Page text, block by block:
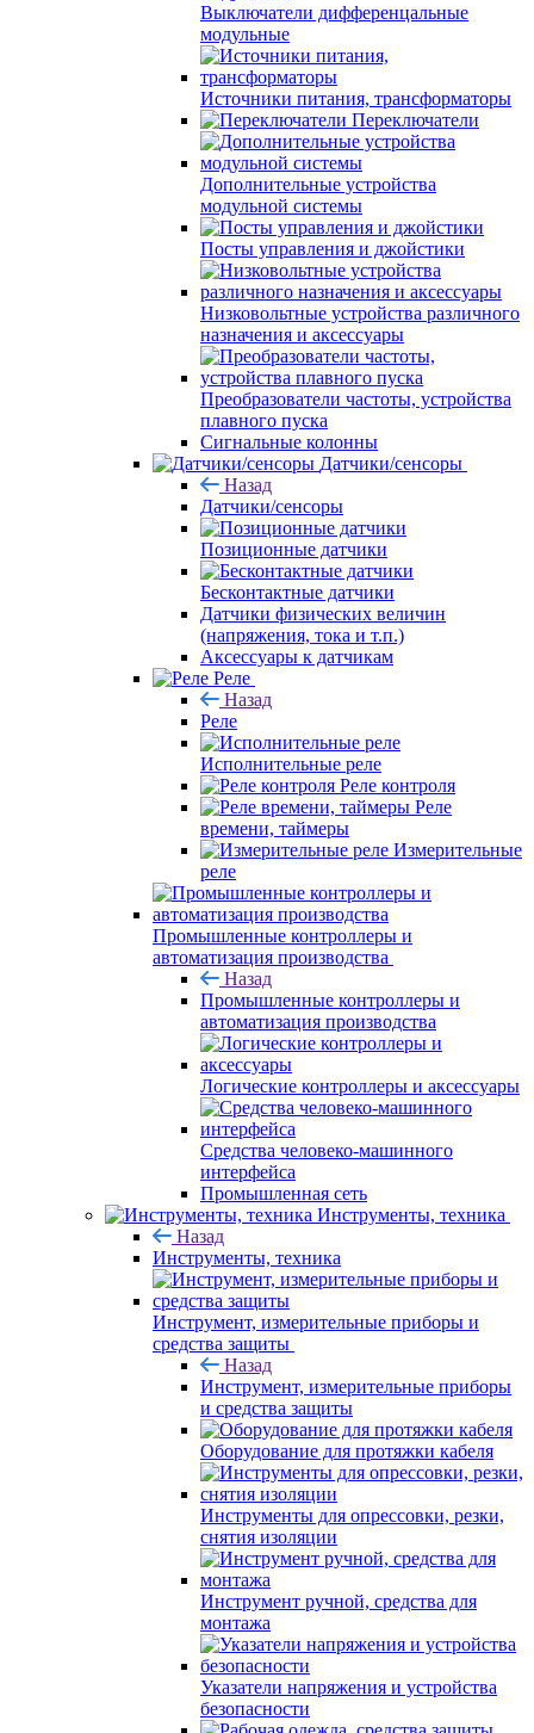
Выключатели дифференцальные
модульные
Источники питания, трансформаторы
Переключатели
Дополнительные устройства
модульной системы
Посты управления и джойстики
Низковольтные устройства различного
назначения и аксессуары
Преобразователи частоты, устройства
плавного пуска
Сигнальные колонны
Датчики/сенсоры
Назад
Датчики/сенсоры
Позиционные датчики
Бесконтактные датчики
Датчики физических величин
(напряжения, тока и т.п.)
Аксессуары к датчикам
Реле
Назад
Реле
Исполнительные реле
Реле контроля
Реле
времени, таймеры
Измерительные
реле
Промышленные контроллеры и
автоматизация производства
Назад
Промышленные контроллеры и
автоматизация производства
Логические контроллеры и аксессуары
Средства человеко-машинного
интерфейса
Промышленная сеть
Инструменты, техника
Назад
Инструменты, техника
Инструмент, измерительные приборы и
средства защиты
Назад
Инструмент, измерительные приборы
и средства защиты
Оборудование для протяжки кабеля
Инструменты для опрессовки, резки,
снятия изоляции
Инструмент ручной, средства для
монтажа
Указатели напряжения и устройства
безопасности